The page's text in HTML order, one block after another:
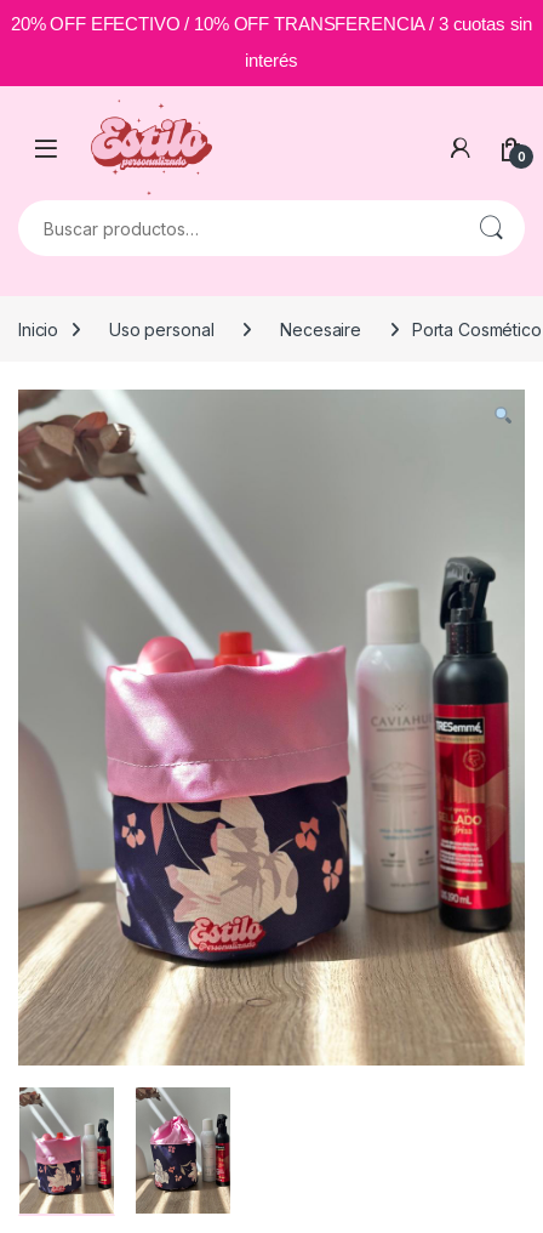
20% OFF EFECTIVO / 10% OFF TRANSFERENCIA / 3 cuotas sin
interés
Skip to navigation
0
Buscar por:
Inicio Uso personal Necesaire Porta